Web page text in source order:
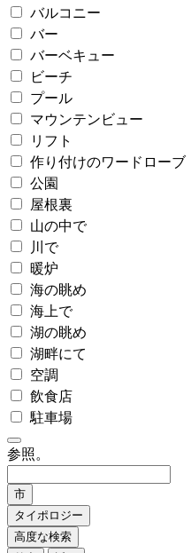
バルコニー
バー
バーベキュー
ビーチ
プール
マウンテンビュー
リフト
作り付けのワードローブ
公園
屋根裏
山の中で
川で
暖炉
海の眺め
海上で
湖の眺め
湖畔にて
空調
飲食店
駐車場
参照。
市
タイポロジー
高度な検索